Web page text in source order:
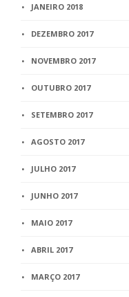
JANEIRO 2018
DEZEMBRO 2017
NOVEMBRO 2017
OUTUBRO 2017
SETEMBRO 2017
AGOSTO 2017
JULHO 2017
JUNHO 2017
MAIO 2017
ABRIL 2017
MARÇO 2017